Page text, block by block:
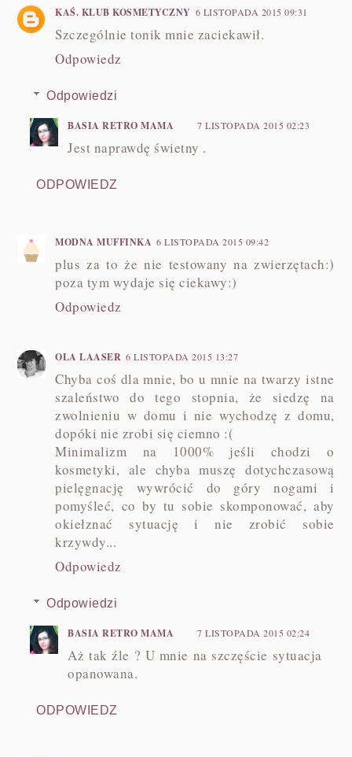
KAŚ. KLUB KOSMETYCZNY 6 LISTOPADA 2015 09:31
Szczególnie tonik mnie zaciekawił.
Odpowiedz
Odpowiedzi
BASIA RETRO MAMA 7 LISTOPADA 2015 02:23
Jest naprawdę świetny .
ODPOWIEDZ
MODNA MUFFINKA 6 LISTOPADA 2015 09:42
plus za to że nie testowany na zwierzętach:)
poza tym wydaje się ciekawy:)
Odpowiedz
OLA LAASER 6 LISTOPADA 2015 13:27
Chyba coś dla mnie, bo u mnie na twarzy istne
szaleństwo do tego stopnia, że siedzę na
zwolnieniu w domu i nie wychodzę z domu,
dopóki nie zrobi się ciemno :(
Minimalizm na 1000% jeśli chodzi o
kosmetyki, ale chyba muszę dotychczasową
pielęgnację wywrócić do góry nogami i
pomyśleć, co by tu sobie skomponować, aby
okiełznać sytuację i nie zrobić sobie
krzywdy...
Odpowiedz
Odpowiedzi
BASIA RETRO MAMA 7 LISTOPADA 2015 02:24
Aż tak źle ? U mnie na szczęście sytuacja
opanowana.
ODPOWIEDZ